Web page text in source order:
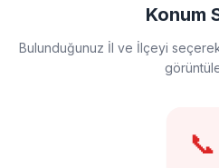
Konum
Bulunduğunuz İl ve İlçeyi seçerek
📞